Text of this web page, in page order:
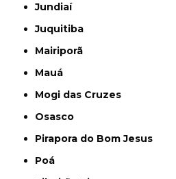
Jundiaí
Juquitiba
Mairiporã
Mauá
Mogi das Cruzes
Osasco
Pirapora do Bom Jesus
Poá